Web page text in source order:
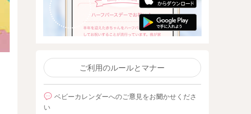
ご利用のルールとマナー
ベビーカレンダーへのご意見をお聞かせくださ
い